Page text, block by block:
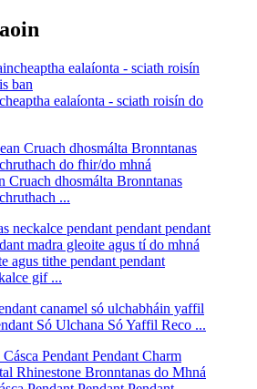
ealaíonta - sciath roisín do
Cruach dhosmálta Bronntanas
...
agus tithe pendant pendant
gif ...
Só Ulchana Só Yaffil Reco ...